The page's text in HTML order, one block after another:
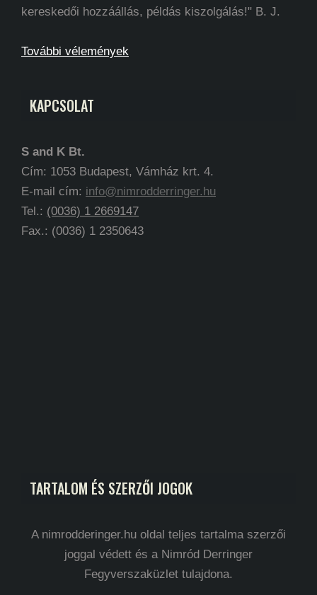
kereskedői hozzáállás, példás kiszolgálás!" B. J.
További vélemények
KAPCSOLAT
S and K Bt.
Cím: 1053 Budapest, Vámház krt. 4.
E-mail cím: info@nimrodderringer.hu
Tel.: (0036) 1 2669147
Fax.: (0036) 1 2350643
TARTALOM ÉS SZERZŐI JOGOK
A nimrodderinger.hu oldal teljes tartalma szerzői
joggal védett és a Nimród Derringer
Fegyverszaküzlet tulajdona.